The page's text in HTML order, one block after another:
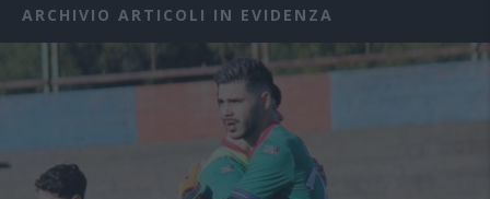
ARCHIVIO ARTICOLI IN EVIDENZA